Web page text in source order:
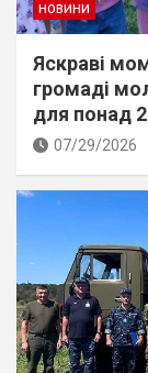
НОВИНИ
Яскраві
громаді
для понад
07/29/2026